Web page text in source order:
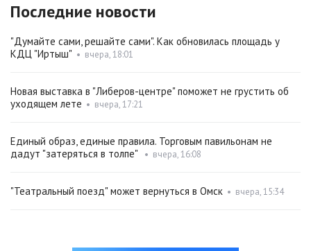
Последние новости
"Думайте сами, решайте сами". Как обновилась площадь у
КДЦ "Иртыш" • вчера, 18:01
Новая выставка в "Либеров-центре" поможет не грустить об
уходящем лете • вчера, 17:21
Единый образ, единые правила. Торговым павильонам не
дадут "затеряться в толпе"
• вчера, 16:08
"Театральный поезд" может вернуться в Омск • вчера, 15:34